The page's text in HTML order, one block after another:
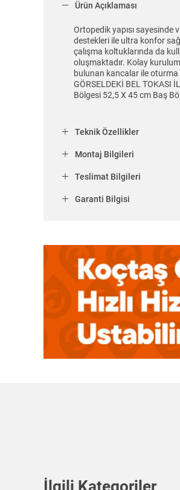
Ürün Açıklaması
Ortopedik yapısı
destekleri ile ultra konfor
çalışma koltuklarında da
oluşmaktadır. Kolay
bulunan kancalar ile oturma
GÖRSELDEKİ BEL TOKASI
Bölgesi 52,5 X 45 cm Baş
Teknik Özellikler
Montaj Bilgileri
Teslimat Bilgileri
Garanti Bilgisi